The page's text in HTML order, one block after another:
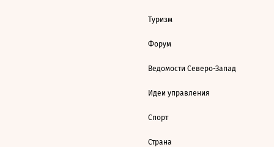
Туризм
Форум
Ведомости Северо-Запад
Идеи управления
Спорт
Страна